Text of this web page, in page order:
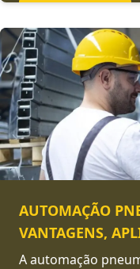
AUTOMAÇÃO
VANTAGENS,
A automação